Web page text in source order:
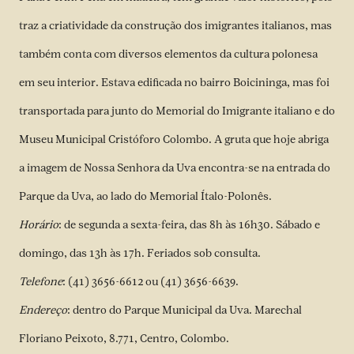
traz a criatividade da construção dos imigrantes italianos, mas
também conta com diversos elementos da cultura polonesa
em seu interior. Estava edificada no bairro Boicininga, mas foi
transportada para junto do Memorial do Imigrante italiano e do
Museu Municipal Cristóforo Colombo. A gruta que hoje abriga
a imagem de Nossa Senhora da Uva encontra-se na entrada do
Parque da Uva, ao lado do Memorial Ítalo-Polonês.
Horário: de segunda a sexta-feira, das 8h às 16h30. Sábado e
domingo, das 13h às 17h. Feriados sob consulta.
Telefone: (41) 3656-6612 ou (41) 3656-6639.
Endereço: dentro do Parque Municipal da Uva. Marechal
Floriano Peixoto, 8.771, Centro, Colombo.